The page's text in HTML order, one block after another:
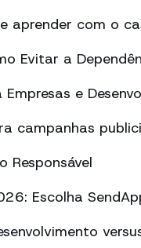
aprender com o
Evitar a
e
campanhas
Responsável
Escolha